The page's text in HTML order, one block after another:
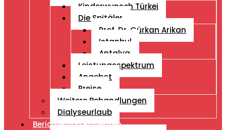
Kinderwunsch Türkei
Die Spitäler
Prof. Dr. Gürkan Arikan
Istanbul
Antalya
Leistungsspektrum
Angebot
Preise
Weitere Behandlungen
Dialyseurlaub
Berichte von Patienten